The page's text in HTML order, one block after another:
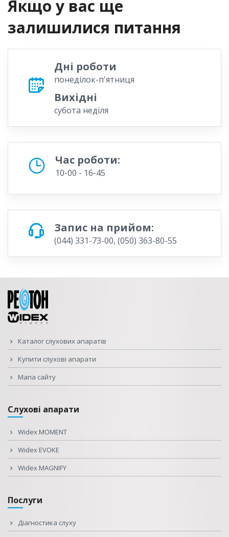
Якщо у вас ще
залишилися питання
Дні роботи
понеділок-п'ятниця
Вихідні
субота неділя
Час роботи:
10-00 - 16-45
Запис на прийом:
(044) 331-73-00, (050) 363-80-55
Каталог слухових апаратів
Купити слухові апарати
Мапа сайту
Слухові апарати
Widex MOMENT
Widex EVOKE
Widex MAGNIFY
Послуги
Діагностика слуху